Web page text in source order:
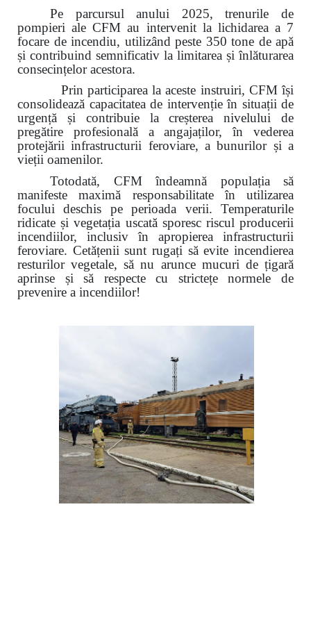
Pe parcursul anului 2025, trenurile de
pompieri ale CFM au intervenit la lichidarea a 7
focare de incendiu, utilizând peste 350 tone de apă
și contribuind semnificativ la limitarea și înlăturarea
consecințelor acestora.
Prin participarea la aceste instruiri, CFM își
consolidează capacitatea de intervenție în situații de
urgență și contribuie la creșterea nivelului de
pregătire profesională a angajaților, în vederea
protejării infrastructurii feroviare, a bunurilor și a
vieții oamenilor.
Totodată, CFM îndeamnă populația să
manifeste maximă responsabilitate în utilizarea
focului deschis pe perioada verii. Temperaturile
ridicate și vegetația uscată sporesc riscul producerii
incendiilor, inclusiv în apropierea infrastructurii
feroviare. Cetățenii sunt rugați să evite incendierea
resturilor vegetale, să nu arunce mucuri de țigară
aprinse și să respecte cu strictețe normele de
prevenire a incendiilor!